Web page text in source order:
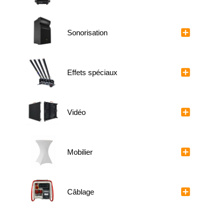
Sonorisation
Effets spéciaux
Vidéo
Mobilier
Câblage